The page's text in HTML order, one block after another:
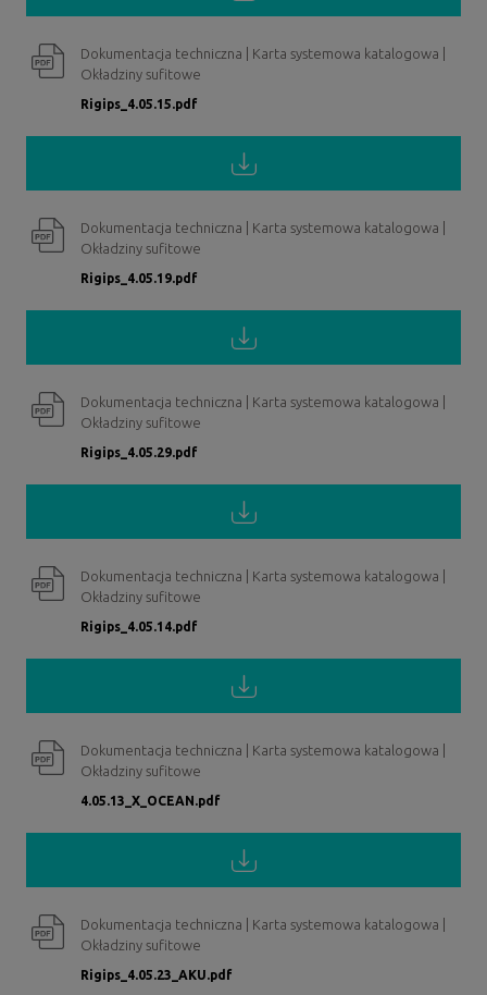
Dokumentacja techniczna | Karta systemowa katalogowa |
Okładziny sufitowe
Rigips_4.05.15.pdf
Dokumentacja techniczna | Karta systemowa katalogowa |
Okładziny sufitowe
Rigips_4.05.19.pdf
Dokumentacja techniczna | Karta systemowa katalogowa |
Okładziny sufitowe
Rigips_4.05.29.pdf
Dokumentacja techniczna | Karta systemowa katalogowa |
Okładziny sufitowe
Rigips_4.05.14.pdf
Dokumentacja techniczna | Karta systemowa katalogowa |
Okładziny sufitowe
4.05.13_X_OCEAN.pdf
Dokumentacja techniczna | Karta systemowa katalogowa |
Okładziny sufitowe
Rigips_4.05.23_AKU.pdf